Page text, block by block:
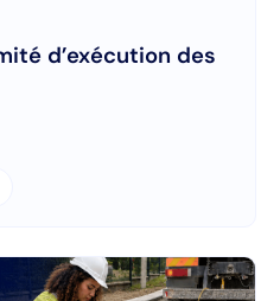
d’exécution des